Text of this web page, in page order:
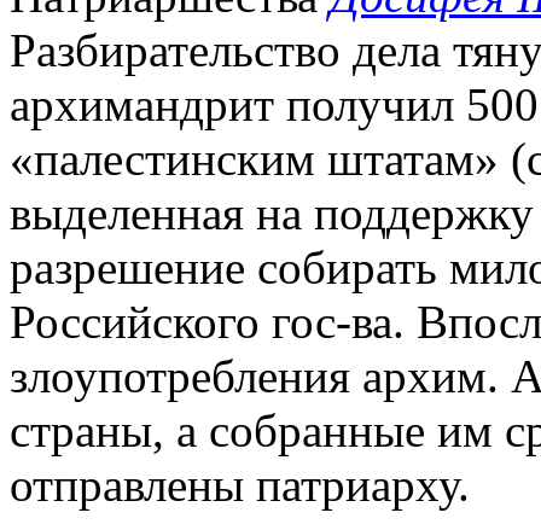
Разбирательство дела
архимандрит получил
«палестинским штатам»
выделенная на
разрешение собирать
Российского гос-ва.
злоупотребления архим.
страны, а собранные им
отправлены патриарху.